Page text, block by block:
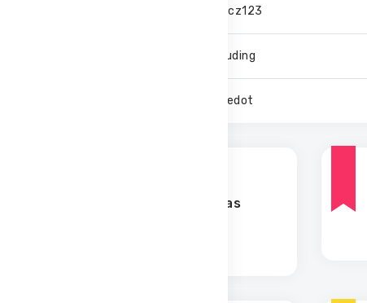
fin_cz123
JKPuding
_Seedot
odehraný čas